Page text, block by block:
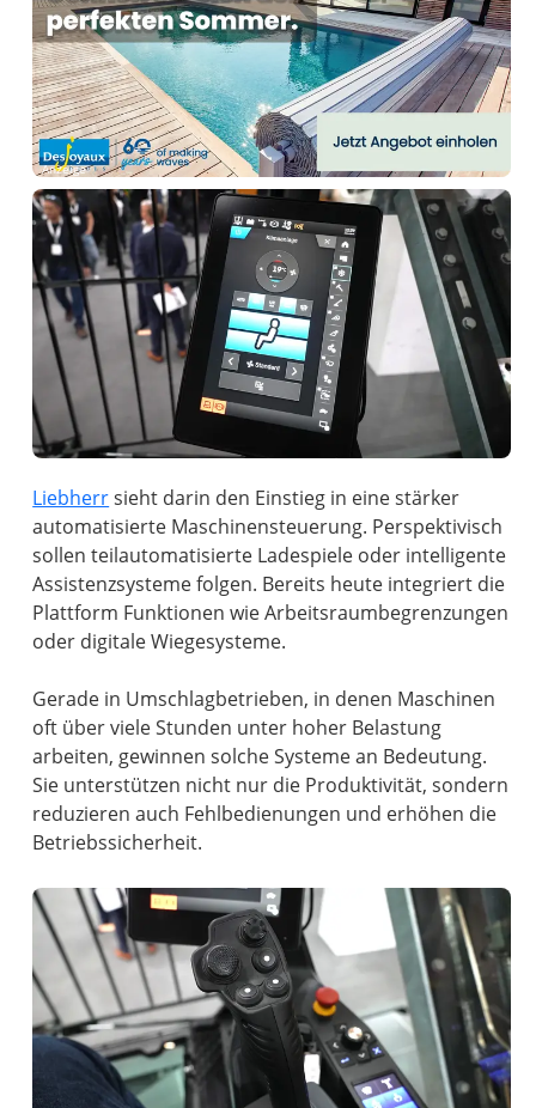
Anzeige
Liebherrsieht darin den Einstieg in eine stärker
automatisierte Maschinensteuerung. Perspektivisch
sollen teilautomatisierte Ladespiele oder intelligente
Assistenzsysteme folgen. Bereits heute integriert die
Plattform Funktionen wie Arbeitsraumbegrenzungen
oder digitale Wiegesysteme.
Gerade in Umschlagbetrieben, in denen Maschinen
oft über viele Stunden unter hoher Belastung
arbeiten, gewinnen solche Systeme an Bedeutung.
Sie unterstützen nicht nur die Produktivität, sondern
reduzieren auch Fehlbedienungen und erhöhen die
Betriebssicherheit.